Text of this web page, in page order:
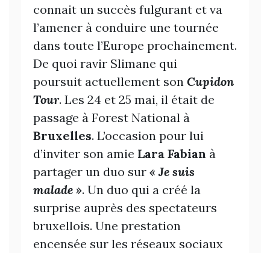
connait un succès fulgurant et va
l’amener à conduire une tournée
dans toute l’Europe prochainement.
De quoi ravir Slimane qui
poursuit actuellement son Cupidon
Tour. Les 24 et 25 mai, il était de
passage à Forest National à
Bruxelles. L’occasion pour lui
d’inviter son amie Lara Fabian à
partager un duo sur « Je suis
malade ». Un duo qui a créé la
surprise auprès des spectateurs
bruxellois. Une prestation
encensée sur les réseaux sociaux